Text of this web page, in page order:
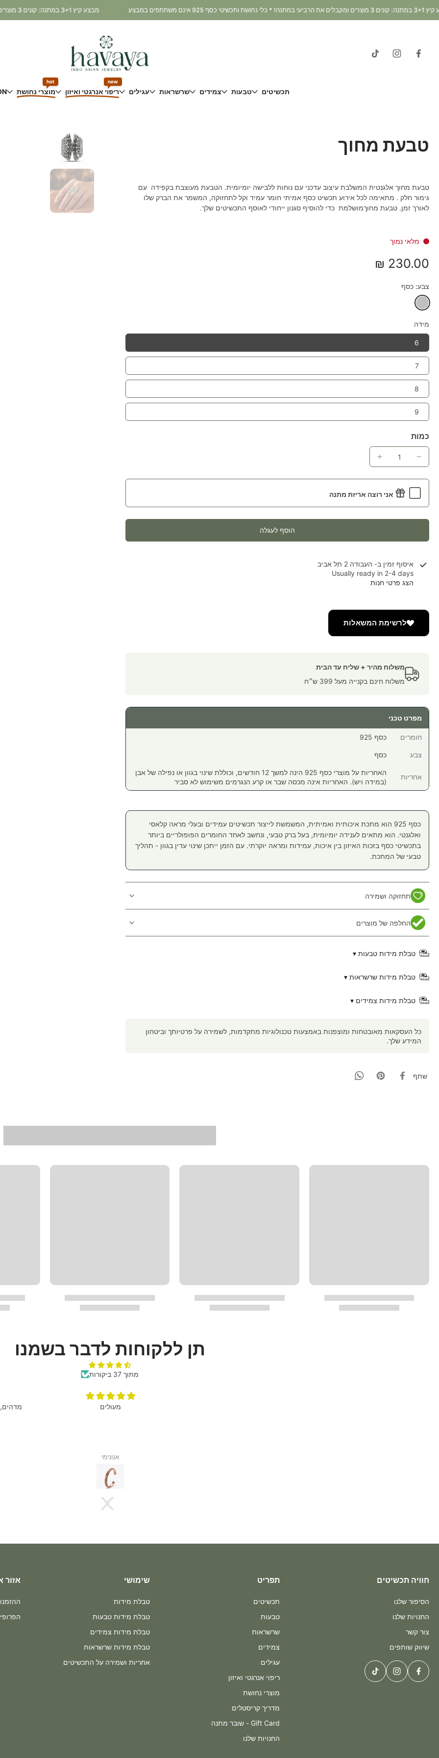
דלג
מבצע קיץ 3+1 במתנה: קונים 3 מוצרים ומקבלים את הרביעי במתנה! * כלי נחושת ותכשיטי כסף 925 אינם משתתפים במבצע
תכשיטים טבעות צמידים שרשראות עגילים ריפוי אנרגטי ואיזון
new
מוצרי נחושת
hot
טבעת מחוך
טבעת מחוך אלגנטית המשלבת עיצוב עדכני עם נוחות ללבישה יומיומית. הטבעת מעוצבת בקפידה עם
גימור חלק . מתאימה לכל אירוע תכשיט כסף אמיתי חומר עמיד וקל לתחזוקה, המשמר את הברק שלו
לאורך זמן. טבעת מחוךמושלמת כדי להוסיף סגנון ייחודי לאוסף התכשיטים שלך.
מלאי נמוך
230.00 ₪
צבע: כסף
מידה
6
7
8
9
כמות
אני רוצה אריזת מתנה
הוסף לעגלה
איסוף זמין ב- העבודה 2 תל אביב
Usually ready in 2-4 days
הצג פרטי חנות
לרשימת המשאלות
משלוח מהיר + שליח עד הבית
משלוח חינם בקנייה מעל 399 ש״ח
מפרט טכני
חומרים כסף 925
צבע כסף
אחריות
האחריות על מוצרי כסף 925 הינה למשך 12 חודשים, וכוללת שינוי בגוון או נפילה של אבן
(במידה ויש). האחריות אינה מכסה שבר או קרע הנגרמים משימוש לא סביר
כסף 925 הוא מתכת איכותית ואמיתית, המשמשת לייצור תכשיטים עמידים ובעלי מראה קלאסי
ואלגנטי. הוא מתאים לענידה יומיומית, בעל ברק טבעי, ונחשב לאחד החומרים הפופולריים ביותר
בתכשיטי כסף בזכות האיזון בין איכות, עמידות ומראה יוקרתי. עם הזמן ייתכן שינוי עדין בגוון - תהליך
טבעי של המתכת.
תחזוקה ושמירה
החלפה של מוצרים
טבלת מידות טבעות ▾
טבלת מידות שרשראות ▾
טבלת מידות צמידים ▾
כל העסקאות מאובטחות ומוצפנות באמצעות טכנולוגיות מתקדמות, לשמירה על פרטיותך וביטחון
המידע שלך.
שתף
תן ללקוחות לדבר בשמנו
מתוך 37 ביקורות
מעולים
אנונימי
חוויה תכשיטים
הסיפור שלנו
החנויות שלנו
צור קשר
שיווק שותפים
תפריט
תכשיטים
טבעות
שרשראות
צמידים
עגילים
ריפוי אנרגטי ואיזון
מוצרי נחושת
מדריך קריסטלים
Gift Card - שובר מתנה
החנויות שלנו
שימושי
טבלת מידות
טבלת מידות טבעות
טבלת מידות צמידים
טבלת מידות שרשראות
אחריות ושמירה על התכשיטים
אזור